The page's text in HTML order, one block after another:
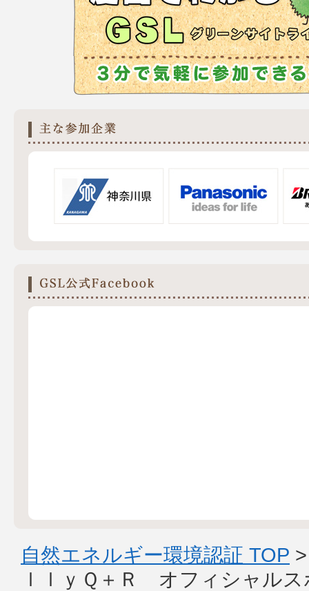
自然エネルギー環境認証 TOP
ｌｌｙＱ＋Ｒ オフィシャル